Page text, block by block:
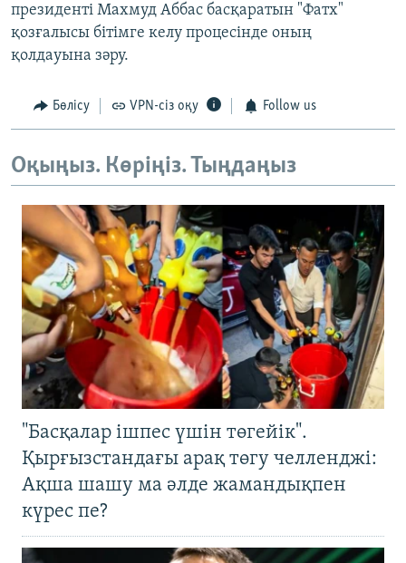
президенті Махмуд Аббас басқаратын "Фатх"
қозғалысы бітімге келу процесінде оның
қолдауына зәру.
Бөлісу VPN-сіз оқу Follow us
Оқыңыз. Көріңіз. Тыңдаңыз
"Басқалар ішпес үшін төгейік".
Қырғызстандағы арақ төгу челленджі:
Ақша шашу ма әлде жамандықпен
күрес пе?